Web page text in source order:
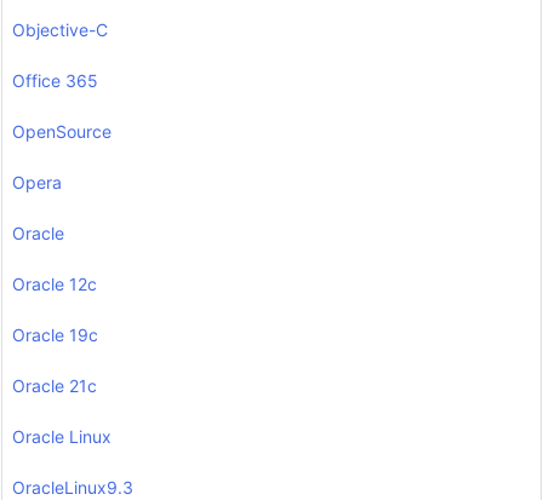
Objective-C
Office 365
OpenSource
Opera
Oracle
Oracle 12c
Oracle 19c
Oracle 21c
Oracle Linux
OracleLinux9.3